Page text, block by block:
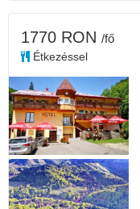
1770 RON /fő
Étkezéssel